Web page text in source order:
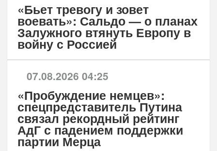
«Бьет тревогу и зовет
воевать»: Сальдо — о планах
Залужного втянуть Европу в
войну с Россией
07.08.2026 04:25
«Пробуждение немцев»:
спецпредставитель Путина
связал рекордный рейтинг
АдГ с падением поддержки
партии Мерца